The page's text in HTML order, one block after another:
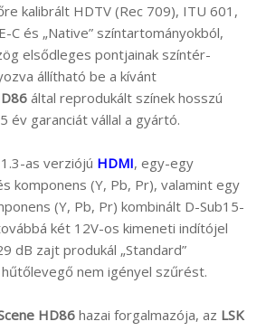
kalibrált HDTV (Rec 709), ITU 601,
C és „Native” színtartományokból,
elsődleges pontjainak színtér-
állítható be a kívánt
által reprodukált színek hosszú
év garanciát vállal a gyártó.
as verziójú HDMI, egy-egy
komponens (Y, Pb, Pr), valamint egy
(Y, Pb, Pr) kombinált D-Sub15-
két 12V-os kimeneti indítójel
dB zajt produkál „Standard”
nem igényel szűrést.
HD86 hazai forgalmazója, az LSK